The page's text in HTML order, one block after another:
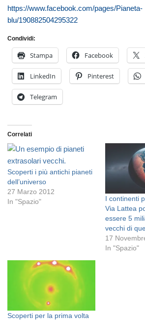
https://www.facebook.com/pages/Pianeta-
blu/190882504295322
Condividi:
Stampa Facebook
LinkedIn Pinterest
Telegram
Correlati
Scoperti i più antichi pianeti
dell’universo
27 Marzo 2012
In "Spazio"
I continenti
Via Lattea
essere 5
vecchi di
17
In "Spazio"
Scoperti per la prima volta